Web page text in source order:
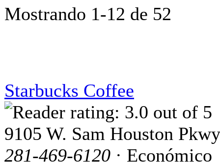
Mostrando 1-12 de 52
Starbucks Coffee
9105 W. Sam Houston
281-469-6120 · Económico